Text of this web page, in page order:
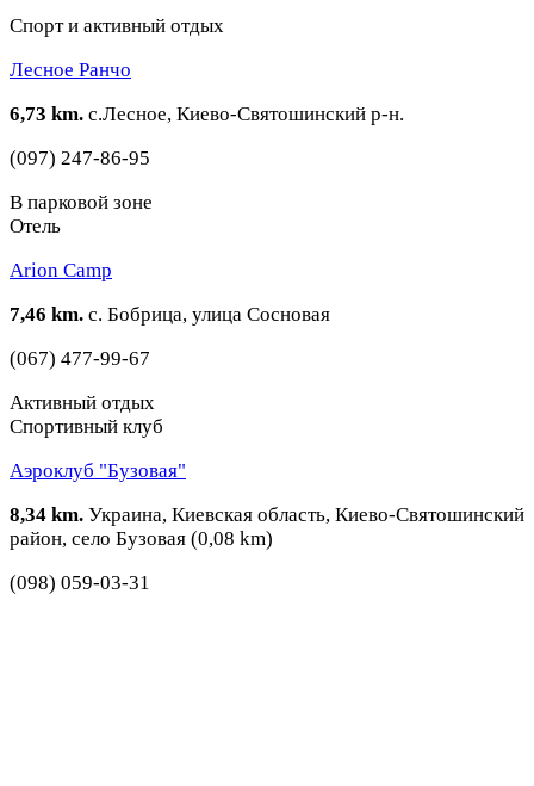
Спорт и активный отдых
Лесное Ранчо
6,73 km. с.Лесное, Киево-Святошинский р-н.
(097) 247-86-95
В парковой зоне
Отель
Arion Camp
7,46 km. с. Бобрица, улица Сосновая
(067) 477-99-67
Активный отдых
Спортивный клуб
Аэроклуб "Бузовая"
8,34 km. Украина, Киевская область, Киево-Святошинский
район, село Бузовая (0,08 km)
(098) 059-03-31